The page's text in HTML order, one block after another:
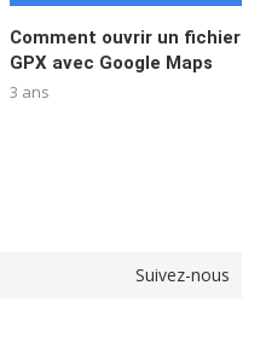
Comment ouvrir un fichier
GPX avec Google Maps
3 ans
Suivez-nous